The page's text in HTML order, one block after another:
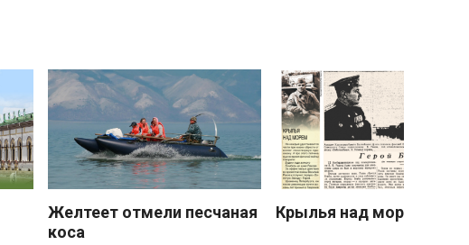
Желтеет отмели песчаная
коса
Крылья над морем